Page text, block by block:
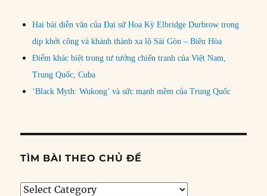
Hai bài diễn văn của Đại sứ Hoa Kỳ Elbridge Durbrow trong
dịp khởi công và khánh thành xa lộ Sài Gòn – Biên Hòa
Điểm khác biệt trong tư tưởng chiến tranh của Việt Nam,
Trung Quốc, Cuba
‘Black Myth: Wukong’ và sức mạnh mềm của Trung Quốc
TÌM BÀI THEO CHỦ ĐỀ
Tìm